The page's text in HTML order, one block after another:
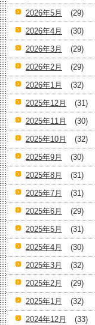
2026年5月
(29)
2026年4月
(30)
2026年3月
(29)
2026年2月
(29)
2026年1月
(32)
2025年12月
(31)
2025年11月
(30)
2025年10月
(32)
2025年9月
(30)
2025年8月
(31)
2025年7月
(31)
2025年6月
(29)
2025年5月
(31)
2025年4月
(30)
2025年3月
(32)
2025年2月
(29)
2025年1月
(32)
2024年12月
(33)